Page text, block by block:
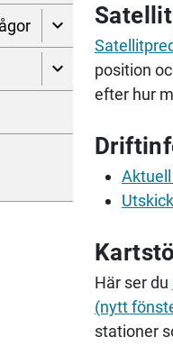
position
efter hur
Här ser du
(nytt
stationer